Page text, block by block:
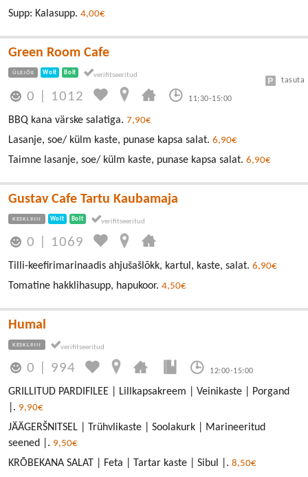
Supp: Kalasupp. 4,00€
Green Room Cafe
ÜLEJÕE Wolt Bolt
0 1012 11:30-15:00
tasuta
BBQ kana värske salatiga. 7,90€
Lasanje, soe/ külm kaste, punase kapsa salat. 6,90€
Taimne lasanje, soe/ külm kaste, punase kapsa salat. 6,90€
Gustav Cafe Tartu Kaubamaja
KESKLINN Wolt Bolt
0 1069
Tilli-keefirimarinaadis ahjušašlõkk, kartul, kaste, salat. 6,90€
Tomatine hakklihasupp, hapukoor. 4,50€
Humal
KESKLINN
0 994 12:00-15:00
GRILLITUD PARDIFILEE | Lillkapsakreem | Veinikaste | Porgand
|. 9,90€
JÄÄGERŠNITSEL | Trühvlikaste | Soolakurk | Marineeritud
seened |. 9,50€
KRÕBEKANA SALAT | Feta | Tartar kaste | Sibul |. 8,50€